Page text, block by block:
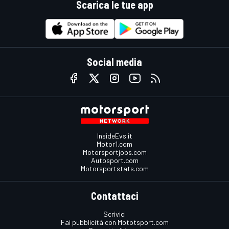
Scarica le tue app
Social media
InsideEvs.it
Motor1.com
Motorsportjobs.com
Autosport.com
Motorsportstats.com
Contattaci
Scrivici
Fai pubblicità con Mototsport.com